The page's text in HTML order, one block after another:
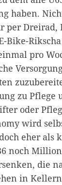
haben.
Dreirad,
Bike-
pro
zu
oder
wird
eher
noch
die
in